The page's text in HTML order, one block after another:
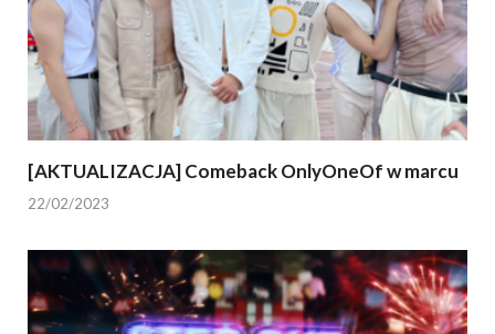
[AKTUALIZACJA] Comeback OnlyOneOf w marcu
22/02/2023